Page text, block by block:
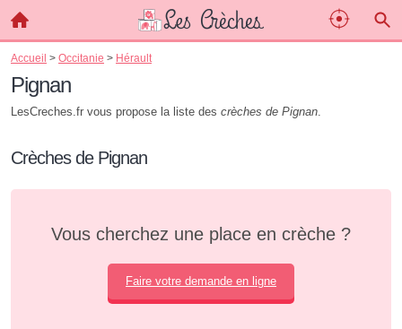
Accueil > Occitanie > Hérault
Pignan
LesCreches.fr vous propose la liste des crèches de Pignan.
Crèches de Pignan
Vous cherchez une place en crèche ?
Faire votre demande en ligne